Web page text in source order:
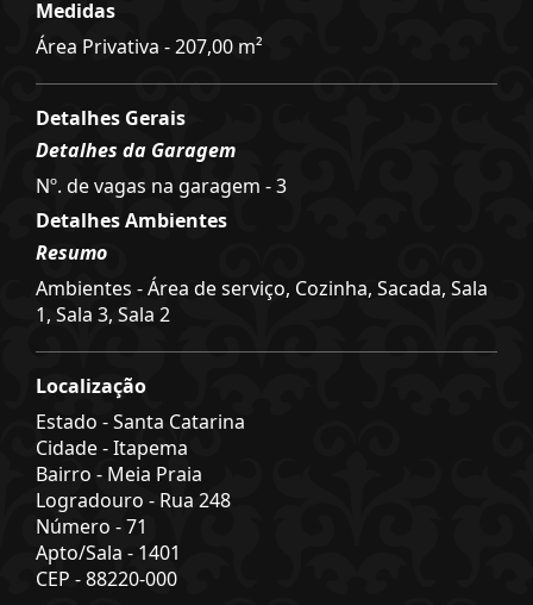
Medidas
Área Privativa - 207,00 m²
Detalhes Gerais
Detalhes da Garagem
Nº. de vagas na garagem - 3
Detalhes Ambientes
Resumo
Ambientes - Área de serviço, Cozinha, Sacada, Sala
1, Sala 3, Sala 2
Localização
Estado -Santa Catarina
Cidade -Itapema
Bairro - Meia Praia
Logradouro - Rua 248
Número -71
Apto/Sala - 1401
CEP -88220-000